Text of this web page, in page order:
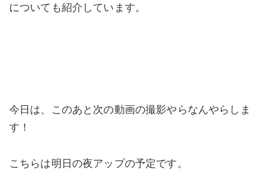
についても紹介しています。
今日は、このあと次の動画の撮影やらなんやらしま
す！
こちらは明日の夜アップの予定です。